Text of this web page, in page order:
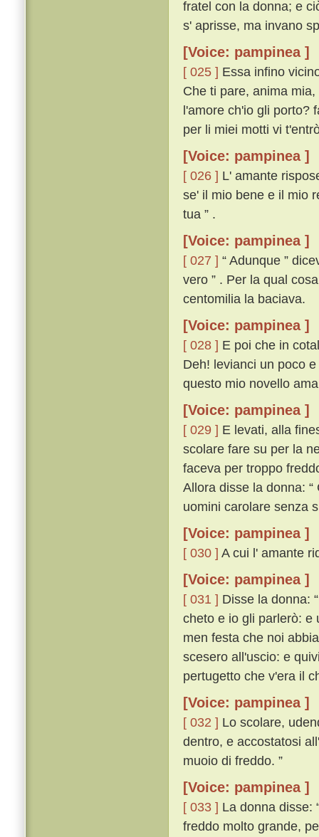
fratel con la donna; e
s' aprisse, ma invano
[Voice: pampinea ]
[ 025 ] Essa infino
Che ti pare, anima
l'amore ch'io gli porto?
per li miei motti vi
[Voice: pampinea ]
[ 026 ] L' amante
se' il mio bene e il mio
tua ” .
[Voice: pampinea ]
[ 027 ] “ Adunque ”
vero ” . Per la qual
centomilia la baciava.
[Voice: pampinea ]
[ 028 ] E poi che in
Deh! levianci un poco
questo mio novello
[Voice: pampinea ]
[ 029 ] E levati, alla
scolare fare su per la
faceva per troppo
Allora disse la donna:
uomini carolare senza
[Voice: pampinea ]
[ 030 ] A cui l' amante
[Voice: pampinea ]
[ 031 ] Disse la donna:
cheto e io gli parlerò: e
men festa che noi
scesero all'uscio: e
pertugetto che v'era il
[Voice: pampinea ]
[ 032 ] Lo scolare,
dentro, e accostatosi
muoio di freddo. ”
[Voice: pampinea ]
[ 033 ] La donna disse:
freddo molto grande,